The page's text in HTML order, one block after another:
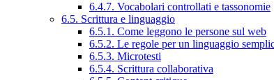
6.4.7. Vocabolari controllati e tassonomie
6.5. Scrittura e linguaggio
6.5.1. Come leggono le persone sul web
6.5.2. Le regole per un linguaggio
6.5.3. Microtesti
6.5.4. Scrittura collaborativa